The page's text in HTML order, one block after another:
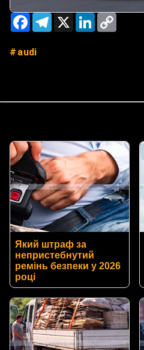
FacebookTelegram
X LinkedIn
audi
Який штраф за
непристебнутий
ремінь безпеки у 2026
році